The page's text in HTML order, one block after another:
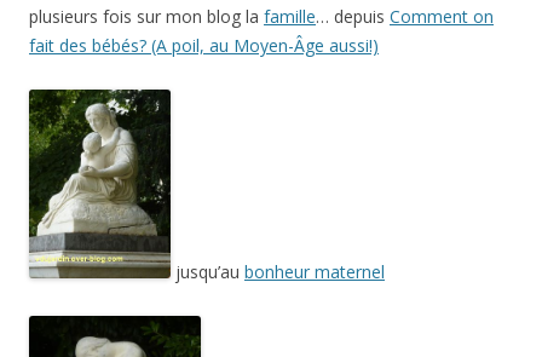
plusieurs fois sur mon blog la famille… depuis Comment on
fait des bébés? (A poil, au Moyen-Âge aussi!)
jusqu’au bonheur maternel